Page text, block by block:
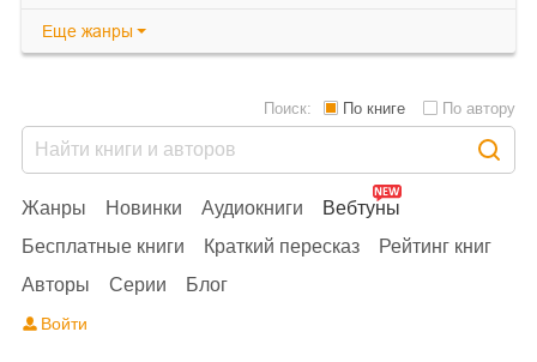
Еще жанры
Жанры Новинки Аудиокниги
Вебтуны
Бесплатные книги
Краткий пересказ
Рейтинг книг
Авторы
Серии Блог
Поиск: По книге По автору
Войти